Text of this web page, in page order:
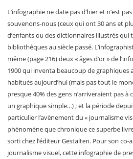
L’infographie ne date pas d’hier et n’est
souvenons-nous (ceux qui ont 30 ans et
d’enfants ou des dictionnaires illustrés qui
bibliothèques au siècle passé.
même (page 216) deux « âges d’or » de
1900 qui inventa beaucoup de graphiques
habitués aujourd’hui (mais pas tout le
presque 40% des gens n’arriveraient pas
un graphique simple…) ; et la période
particulier l’avènement du « journalisme
phénomène que chronique ce superbe
sorti chez l’éditeur Gestalten. Pour son co-
journalisme visuel, cette infographie de